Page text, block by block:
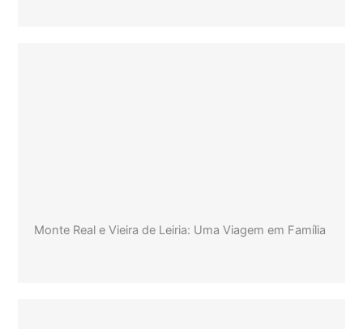
Monte Real e Vieira de Leiria: Uma Viagem em Família